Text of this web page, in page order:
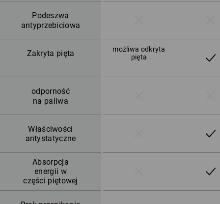
możliwa odkryta
pięta
Podeszwa
antyprzebiciowa
Zakryta pięta
odporność
na paliwa
Właściwości
antystatyczne
Absorpcja
energii w
części piętowej